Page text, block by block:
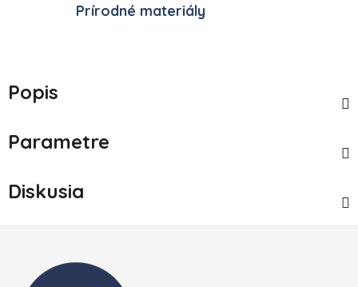
Prírodné materiály
Popis
Parametre
Diskusia